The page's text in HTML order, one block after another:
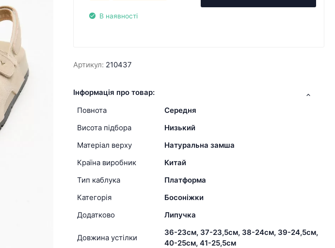
В наявності
Артикул: 210437
Інформація про товар:
Повнота
Середня
Висота підбора
Низький
Матеріал верху
Натуральна замша
Країна виробник
Китай
Тип каблука
Платформа
Категорія
Босоніжки
Додатково
Липучка
Довжина устілки
36-23см, 37-23,5см, 38-24см, 39-24,5см,
40-25см, 41-25,5см